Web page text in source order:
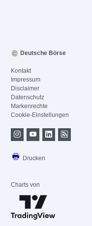
Deutsche Börse
Kontakt
Impressum
Disclaimer
Datenschutz
Markenrechte
Cookie-Einstellungen
Drucken
Charts von